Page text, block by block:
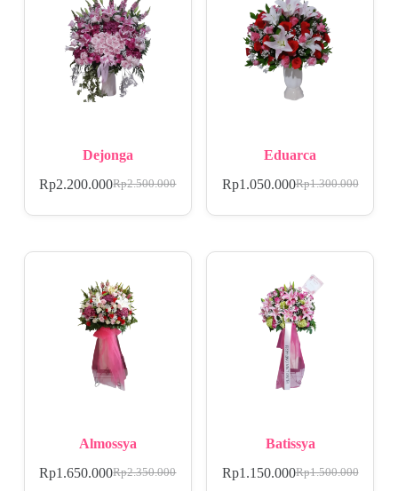
Dejonga
Rp2.500.000
Rp2.200.000
Eduarca
Rp1.300.000
Rp1.050.000
Almossya
Rp2.350.000
Rp1.650.000
Batissya
Rp1.500.000
Rp1.150.000